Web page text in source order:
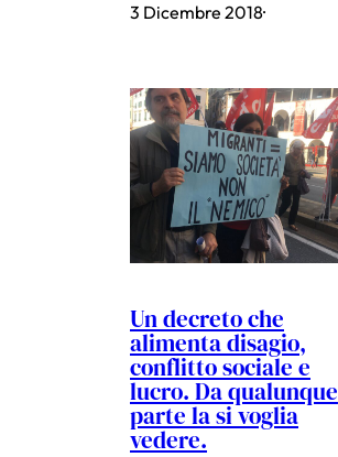
3 Dicembre 2018·
Un decreto che
alimenta disagio,
conflitto sociale e
lucro. Da qualunque
parte la si voglia
vedere.